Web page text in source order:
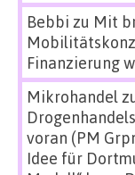
Bebbi zu Mit
Finanzierung
Mikrohandel
voran (PM
Idee für